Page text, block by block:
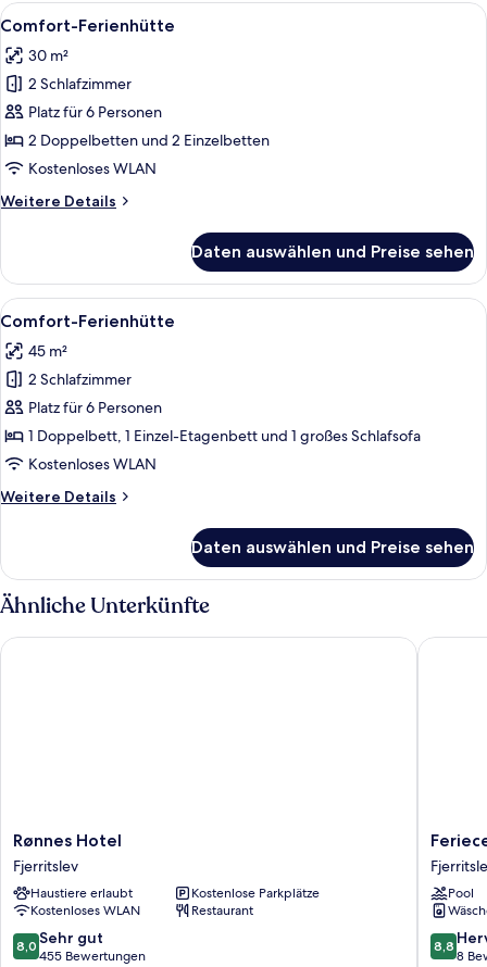
Alle
Fotos
für
Comfort-
Ferienhütte
anzeigen
Ein weißes Cottage mit einem
7
Comfort-Ferienhütte
30 m²
2 Schlafzimmer
Platz für 6 Personen
2 Doppelbetten und 2 Einzelbetten
Kostenloses WLAN
Weitere Details
Weitere
Ferienhütte
Daten auswählen und Preise sehen
Alle
Fotos
für
Comfort-
Ferienhütte
anzeigen
Eine moderne Küche mit einer
6
Comfort-Ferienhütte
45 m²
2 Schlafzimmer
Platz für 6 Personen
1 Doppelbett, 1 Einzel-Etagenbett und 1 großes Schlafsofa
Kostenloses WLAN
Weitere Details
Weitere
Ferienhütte
Daten auswählen und Preise sehen
Ähnliche Unterkünfte
Rønnes
Hotel
Fjerritslev
Rønnes Hotel
Fjerritslev
Haustiere erlaubt
Kostenlose Parkplätze
Kostenloses WLAN
Restaurant
8.0
von
8,0 Sehr gut
455 Bewertungen
Rønnes Hotel
Pool
8.8
von
8,8
8